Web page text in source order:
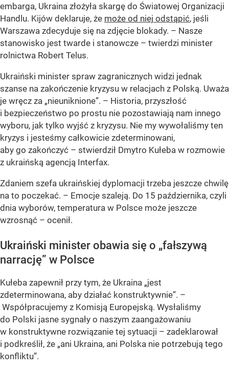
embarga, Ukraina złożyła skargę do Światowej Organizacji
Handlu. Kijów deklaruje, że może od niej odstąpić, jeśli
Warszawa zdecyduje się na zdjęcie blokady. – Nasze
stanowisko jest twarde i stanowcze – twierdzi minister
rolnictwa Robert Telus.
Ukraiński minister spraw zagranicznych widzi jednak
szanse na zakończenie kryzysu w relacjach z Polską. Uważa
je wręcz za „nieuniknione”. – Historia, przyszłość
i bezpieczeństwo po prostu nie pozostawiają nam innego
wyboru, jak tylko wyjść z kryzysu. Nie my wywołaliśmy ten
kryzys i jesteśmy całkowicie zdeterminowani,
aby go zakończyć – stwierdził Dmytro Kułeba w rozmowie
z ukraińską agencją Interfax.
Zdaniem szefa ukraińskiej dyplomacji trzeba jeszcze chwilę
na to poczekać. – Emocje szaleją. Do 15 października, czyli
dnia wyborów, temperatura w Polsce może jeszcze
wzrosnąć – ocenił.
Ukraiński minister obawia się o „fałszywą
narrację” w Polsce
Kułeba zapewnił przy tym, że Ukraina „jest
zdeterminowana, aby działać konstruktywnie”. –
Współpracujemy z Komisją Europejską. Wysłaliśmy
do Polski jasne sygnały o naszym zaangażowaniu
w konstruktywne rozwiązanie tej sytuacji – zadeklarował
i podkreślił, że „ani Ukraina, ani Polska nie potrzebują tego
konfliktu”.